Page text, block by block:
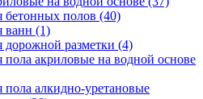
бетонных полов (40)
ванн (1)
дорожной разметки (4)
пола акриловые на водной основе
пола алкидно-уретановые